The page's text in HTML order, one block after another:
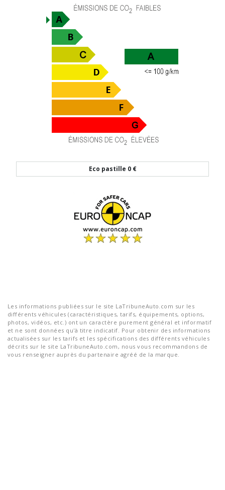
Eco pastille 0 €
Les informations publiées sur le site LaTribuneAuto.com sur les
différents véhicules (caractéristiques, tarifs, équipements, options,
photos, vidéos, etc.) ont un caractère purement général et informatif
et ne sont données qu'à titre indicatif. Pour obtenir des informations
actualisées sur les tarifs et les spécifications des différents véhicules
décrits sur le site LaTribuneAuto.com, nous vous recommandons de
vous renseigner auprès du partenaire agréé de la marque.